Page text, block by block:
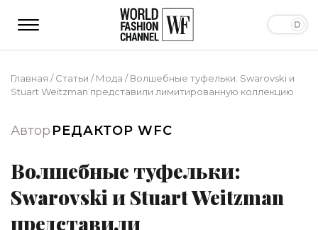
Главная /Статьи /Мода /Волшебные туфельки: Swarovski и
Stuart Weitzman представили лимитированную коллекцию
Автор РЕДАКТОР WFC
Волшебные туфельки:
Swarovski и Stuart Weitzman
представили